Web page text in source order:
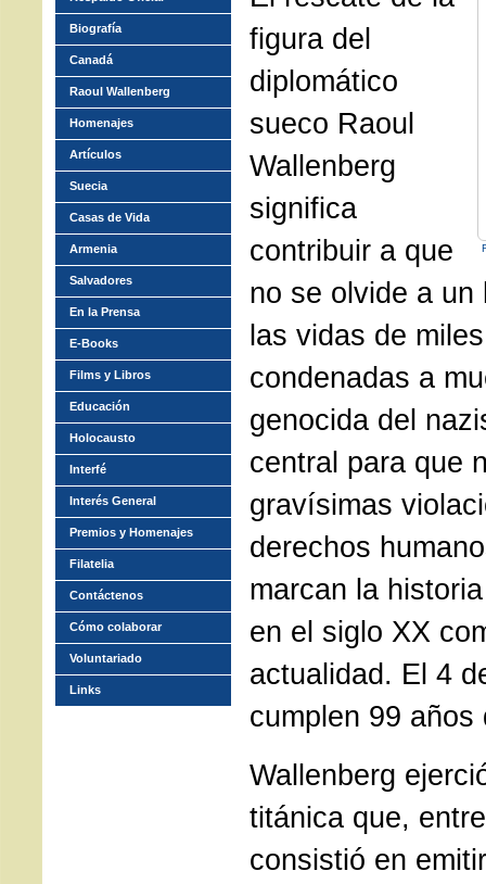
figura del
diplomático
sueco Raoul
Wallenberg
significa
contribuir a que
no se olvide a un
las vidas de
condenadas a
genocida del
central para que
gravísimas
derechos
marcan la
en el siglo XX
actualidad. El 4
cumplen 99
Wallenberg
titánica que,
consistió en
Biografía
Canadá
Raoul Wallenberg
Homenajes
Artículos
Suecia
Casas de Vida
Armenia
Salvadores
En la Prensa
E-Books
Films y Libros
Educación
Holocausto
Interfé
Interés General
Premios y Homenajes
Filatelia
Contáctenos
Cómo colaborar
Voluntariado
Links